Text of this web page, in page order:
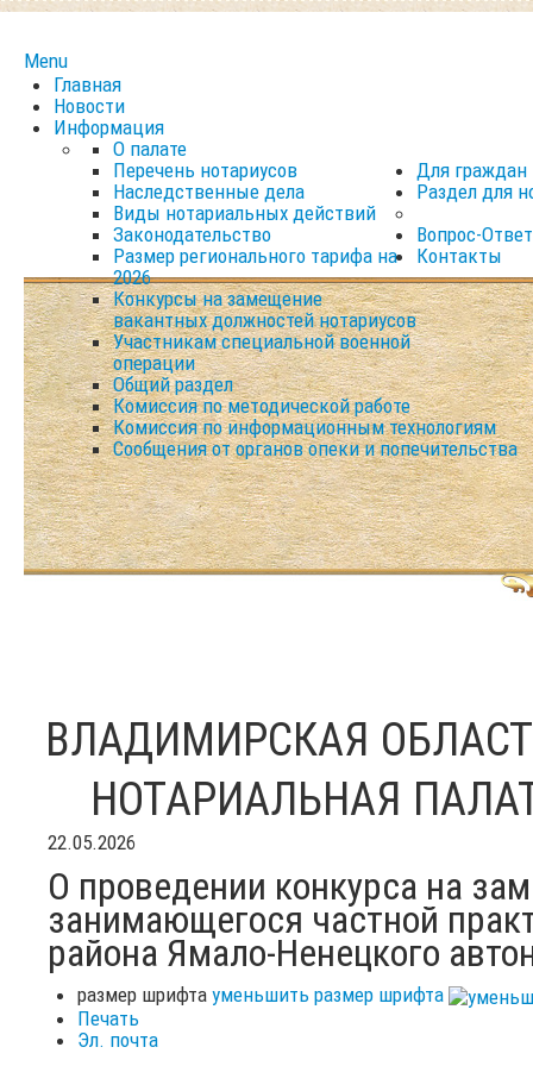
Menu
Главная
Новости
Информация
О палате
Перечень нотариусов
Наследственные дела
Виды нотариальных действий
Законодательство
Размер регионального тарифа на
2026
Конкурсы на замещение
вакантных должностей нотариусов
Участникам специальной военной
операции
Для граждан
Раздел для
Общий раздел
Комиссия по методической работе
Комиссия по информационным технологиям
Сообщения от органов опеки и попечительства
Вопрос-Ответ
Контакты
ВЛАДИМИРСКАЯ
НОТАРИАЛЬНАЯ
22.05.2026
О проведении конкурса на
занимающегося частной
района Ямало-Ненецкого
размер шрифта уменьшить размер шрифта
Печать
Эл. почта